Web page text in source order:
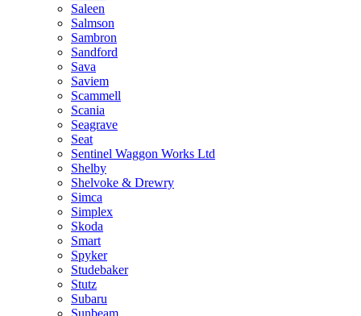
Saleen
Salmson
Sambron
Sandford
Sava
Saviem
Scammell
Scania
Seagrave
Seat
Sentinel Waggon Works Ltd
Shelby
Shelvoke & Drewry
Simca
Simplex
Skoda
Smart
Spyker
Studebaker
Stutz
Subaru
Sunbeam